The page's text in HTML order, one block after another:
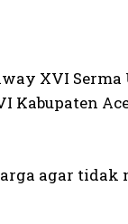
XVI
Kabupaten
agar tidak